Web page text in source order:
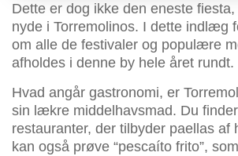
Dette er dog ikke den eneste
nyde i Torremolinos. I dette indlæg
om alle de festivaler og populære
afholdes i denne by hele året rundt.
Hvad angår gastronomi, er
sin lækre middelhavsmad. Du
restauranter, der tilbyder paellas af
kan også prøve “pescaíto frito”,